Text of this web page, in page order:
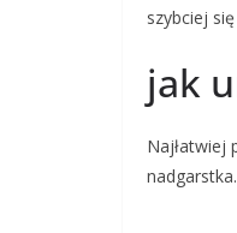
szybciej
jak
Najłatwiej